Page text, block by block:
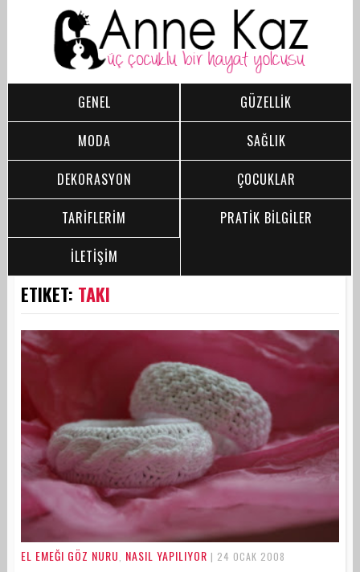
GENEL
GÜZELLİK
MODA
SAĞLIK
DEKORASYON
ÇOCUKLAR
TARİFLERİM
PRATİK BİLGİLER
İLETİŞİM
ETIKET: TAKI
EL EMEĞI GÖZ NURU NASIL YAPILIYOR | 24 OCAK 2008